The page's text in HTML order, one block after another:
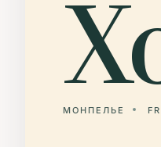
МОНПЕЛЬЕ